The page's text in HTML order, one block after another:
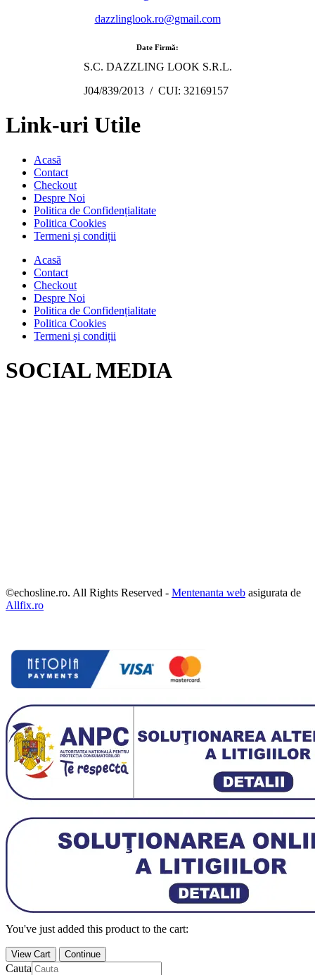
dazzlinglook.ro@gmail.com
Date Firmă:
S.C. DAZZLING LOOK S.R.L.
J04/839/2013 / CUI: 32169157
Link-uri Utile
Acasă
Contact
Checkout
Despre Noi
Politica de Confidențialitate
Politica Cookies
Termeni și condiții
Acasă
Contact
Checkout
Despre Noi
Politica de Confidențialitate
Politica Cookies
Termeni și condiții
SOCIAL MEDIA
©echosline.ro. All Rights Reserved - Mentenanta web asigurata de
Allfix.ro
You've just added this product to the cart:
View Cart Continue
Cauta